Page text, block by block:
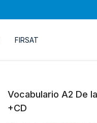
FIRSAT
Vocabulario A2 De
+CD